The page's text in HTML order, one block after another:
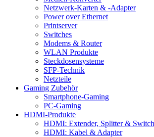
Netzwerk-Karten & -Adapter
Power over Ethernet
Printserver
Switches
Modems & Router
WLAN Produkte
Steckdosensysteme
SFP-Technik
Netzteile
Gaming Zubehör
Smartphone-Gaming
PC-Gaming
HDMI-Produkte
HDMI: Extender, Splitter &
HDMI: Kabel & Adapter